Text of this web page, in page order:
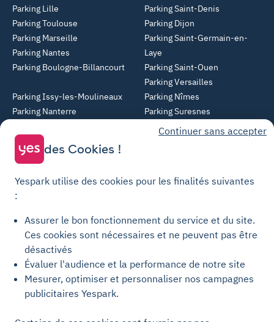
Parking Lille
Parking Toulouse
Parking Marseille
Parking Nantes
Parking Boulogne-Billancourt
Parking Saint-Denis
Parking Dijon
Parking Saint-Germain-en-
Laye
Parking Saint-Ouen
Parking Versailles
Parking Issy-les-Moulineaux
Parking Nanterre
Parking Angers
Parking Asnières-sur-Seine
Parking Courbevoie
Parking Metz
Parking Nîmes
Parking Suresnes
Parking Villeurbanne
Yespark SAS, titulaire de la carte pro n°CPI 7501 2017 000 019 582 portant
les mentions "Gestion Immobilière" et "Transaction" délivrée par la CCI de
Paris Île-de-France. © Yespark Tous droits réservés.
Conditions générales d'utilisation
Continuer sans accepter
des Cookies !
Yespark utilise des cookies pour les finalités suivantes
:
Assurer le bon fonctionnement du service et du site.
Ces cookies sont nécessaires et ne peuvent pas être
désactivés
Évaluer l'audience et la performance de notre site
Mesurer, optimiser et personnaliser nos campagnes
publicitaires Yespark.